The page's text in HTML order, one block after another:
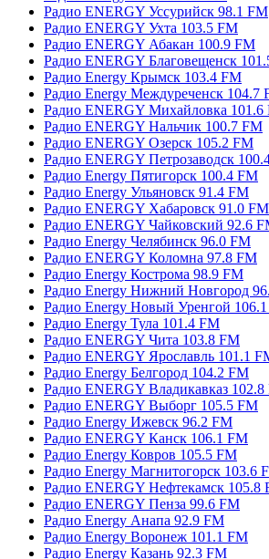
Радио ENERGY Уссурийск 98.1 FM
Радио ENERGY Ухта 103.5 FM
Радио ENERGY Абакан 100.9 FM
Радио ENERGY Благовещенск
Радио Energy Крымск 103.4 FM
Радио Energy Междуреченск 104.7
Радио ENERGY Михайловка 101.6
Радио ENERGY Нальчик 100.7 FM
Радио ENERGY Озерск 105.2 FM
Радио ENERGY Петрозаводск
Радио Energy Пятигорск 100.4 FM
Радио Energy Ульяновск 91.4 FM
Радио ENERGY Хабаровск 91.0 FM
Радио ENERGY Чайковский 92.6
Радио Energy Челябинск 96.0 FM
Радио ENERGY Коломна 97.8 FM
Радио Energy Кострома 98.9 FM
Радио Energy Нижний Новгород
Радио Energy Новый Уренгой
Радио Energy Тула 101.4 FM
Радио ENERGY Чита 103.8 FM
Радио ENERGY Ярославль 101.1
Радио Energy Белгород 104.2 FM
Радио ENERGY Владикавказ 102.8
Радио ENERGY Выборг 105.5 FM
Радио Energy Ижевск 96.2 FM
Радио ENERGY Канск 106.1 FM
Радио Energy Ковров 105.5 FM
Радио Energy Магнитогорск 103.6
Радио ENERGY Нефтекамск 105.8
Радио ENERGY Пенза 99.6 FM
Радио Energy Анапа 92.9 FM
Радио Energy Воронеж 101.1 FM
Радио Energy Казань 92.3 FM